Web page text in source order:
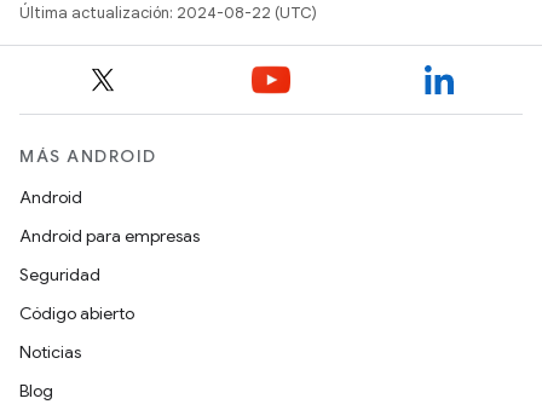
Última actualización: 2024-08-22 (UTC)
MÁS ANDROID
Android
Android para empresas
Seguridad
Código abierto
Noticias
Blog